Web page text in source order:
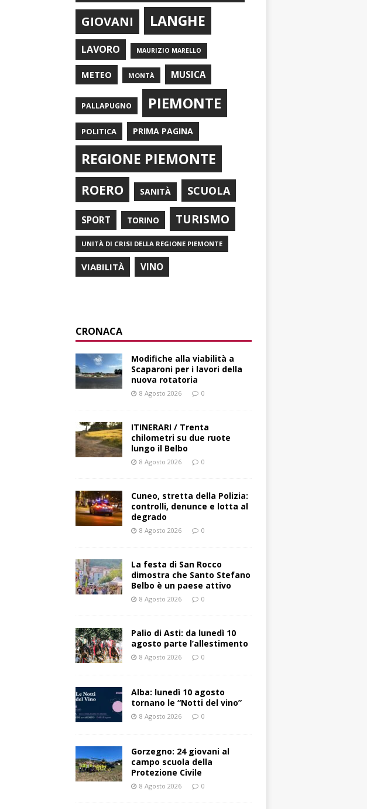
GIOVANI LANGHE
LAVORO MAURIZIO MARELLO
METEO MONTÀ MUSICA
PALLAPUGNO PIEMONTE
POLITICA PRIMA PAGINA
REGIONE PIEMONTE
ROERO SANITÀ SCUOLA
SPORT TORINO TURISMO
UNITÀ DI CRISI DELLA REGIONE PIEMONTE
VIABILITÀ VINO
CRONACA
Modifiche alla viabilità a
Scaparoni per i lavori della
nuova rotatoria
8 Agosto 2026 0
ITINERARI / Trenta
chilometri su due ruote
lungo il Belbo
8 Agosto 2026 0
Cuneo, stretta della Polizia:
controlli, denunce e lotta al
degrado
8 Agosto 2026 0
La festa di San Rocco
dimostra che Santo Stefano
Belbo è un paese attivo
8 Agosto 2026 0
Palio di Asti: da lunedì 10
agosto parte l’allestimento
8 Agosto 2026 0
Alba: lunedì 10 agosto
tornano le “Notti del vino”
8 Agosto 2026 0
Gorzegno: 24 giovani al
campo scuola della
Protezione Civile
8 Agosto 2026 0